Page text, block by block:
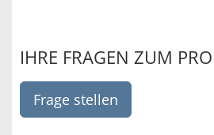
IHRE FRAGEN ZUM
Frage stellen